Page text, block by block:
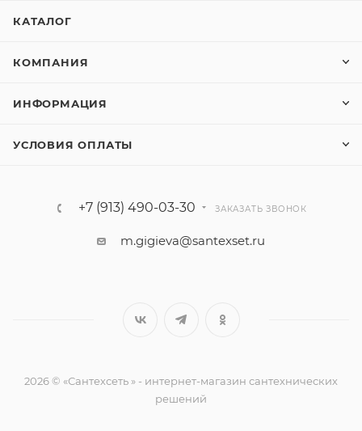
КАТАЛОГ
КОМПАНИЯ
ИНФОРМАЦИЯ
УСЛОВИЯ ОПЛАТЫ
+7 (913) 490-03-30 ЗАКАЗАТЬ ЗВОНОК
m.gigieva@santexset.ru
2026 © «Сантехсеть » - интернет-магазин сантехнических
решений